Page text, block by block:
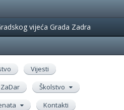
vijeća Grada Zadra
Vijesti
Školstvo
Kontakti